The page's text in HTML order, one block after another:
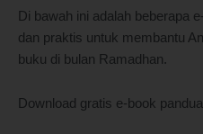
Di bawah ini adalah beberapa
dan praktis untuk membantu
buku di bulan Ramadhan.
Download gratis e-book